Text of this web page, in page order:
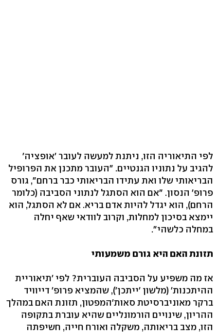
לפי התיאוריה הזו, ניתנת למעשה לעובר 'אופציה'
להגיב על נתוניו הגנטיים. "העובר מתכנן את הפרופיל
הבריאותי שלו ואת עתידו הבריאותי כבר ברחם", גורס
פרופ' הנסון. "אם הוא הסתגל לנתוני הסביבה (כלומר
הרחם), הוא יגדל להיות אדם בריא. אם לא הסתגל, הוא
יימצא בסיכון למחלות, וקרוב לוודאי שאף יחלה
במחלה כלשהי".
תזונת האם היא גורם משמעותי
אז מה משפיע על הסביבה העוברית? לפי 'תיאוריית
ההיתכנות' (מלשון 'ייתכן'), שהמציא פרופ' דייוויד
ברקר מאוניברסיטת סאות'המפטון, תזונת האם במהלך
ההריון, שינויים הורמונליים שהיא עוברת בתקופה
הזו, מצב בריאותה, משקלה ואורח חייה, חשיפתה